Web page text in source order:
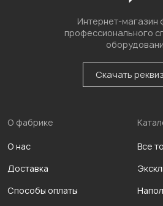
Интернет-магазин
профессионального
Скачать
О фабрике
О нас
Доставка
Способы оплаты
Все